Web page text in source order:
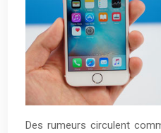
Des rumeurs circulent